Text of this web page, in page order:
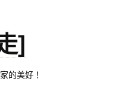
]
的美好！